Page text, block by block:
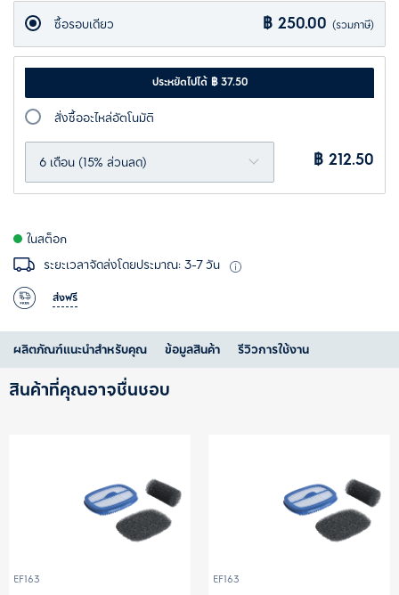
ซื้อรอบเดียว ฿ 250.00 (รวมภาษี)
ประหยัดไปได้ ฿ 37.50
สั่งซื้ออะไหล่อัตโนมัติ
6 เดือน (15% ส่วนลด) ฿ 212.50
ในสต็อก
ระยะเวลาจัดส่งโดยประมาณ: 3-7 วัน
ส่งฟรี
ผลิตภัณฑ์แนะนำสำหรับคุณ ข้อมูลสินค้า รีวิวการใช้งาน
สินค้าที่คุณอาจชื่นชอบ
EF163 EF163